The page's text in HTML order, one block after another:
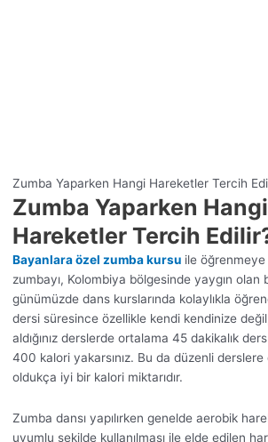
Zumba Yaparken Hangi Hareketler Tercih
Zumba Yaparken Hangi
Hareketler Tercih
Bayanlara özel zumba kursu ile öğrenmeye
zumbayı, Kolombiya bölgesinde yaygın olan
günümüzde dans kurslarında kolaylıkla
dersi süresince özellikle kendi kendinize
aldığınız derslerde ortalama 45 dakikalık
400 kalori yakarsınız. Bu da düzenli
oldukça iyi bir kalori miktarıdır.
Zumba dansı yapılırken genelde aerobik
uyumlu şekilde kullanılması ile elde edilen